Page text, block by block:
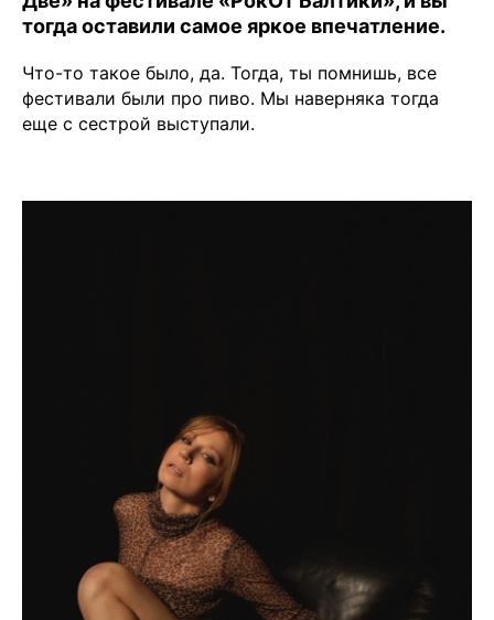
тогда оставили самое яркое впечатление.
Что-то такое было, да. Тогда, ты помнишь, все
фестивали были про пиво. Мы наверняка тогда
еще с сестрой выступали.
Чойс у вас в телефоне